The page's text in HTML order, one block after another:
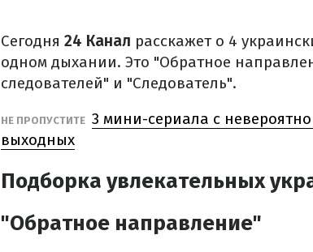
Сегодня 24 Канал расскажет о 4
одном дыхании. Это "Обратное
следователей" и "Следователь".
НЕ ПРОПУСТИТЕ 3 мини-сериала с
выходных
Подборка увлекательных
"Обратное направление"